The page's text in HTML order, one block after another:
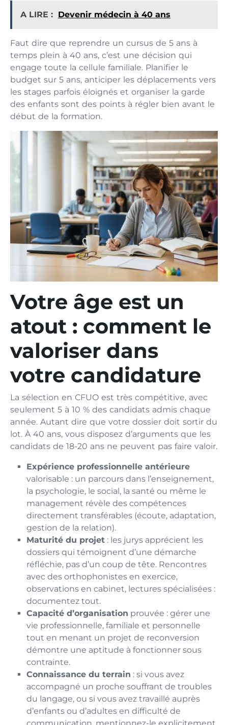
A LIRE : Devenir médecin à 40 ans
Faut dire que reprendre un cursus de 5 ans à
temps plein à 40 ans, c’est une décision qui
engage toute la cellule familiale. Planifier le
budget sur 5 ans, anticiper les déplacements vers
les stages parfois éloignés et organiser la garde
des enfants sont des points à régler bien avant le
début de la formation.
Votre âge est un
atout : comment le
valoriser dans
votre candidature
La sélection en CFUO est très compétitive, avec
seulement 5 à 10 % des candidats admis chaque
année. Autant dire que votre dossier doit sortir du
lot. À 40 ans, vous disposez d’arguments que les
candidats de 18-20 ans ne peuvent pas faire valoir.
Expérience professionnelle antérieure
valorisable : un parcours dans l’enseignement,
la psychologie, le social, la santé ou même le
management révèle des compétences
directement transférables (écoute, adaptation,
gestion de la relation).
Maturité du projet : les jurys apprécient les
dossiers qui témoignent d’une démarche
réfléchie, pas d’un coup de tête. Rencontres
avec des orthophonistes en exercice,
observations en cabinet, lectures spécialisées :
documentez tout.
Capacité d’organisation prouvée : gérer une
vie professionnelle, familiale et personnelle
tout en menant un projet de reconversion
démontre une aptitude à fonctionner sous
contrainte.
Connaissance du terrain : si vous avez
accompagné un proche souffrant de troubles
du langage, ou si vous avez travaillé auprès
d’enfants ou d’adultes en difficulté de